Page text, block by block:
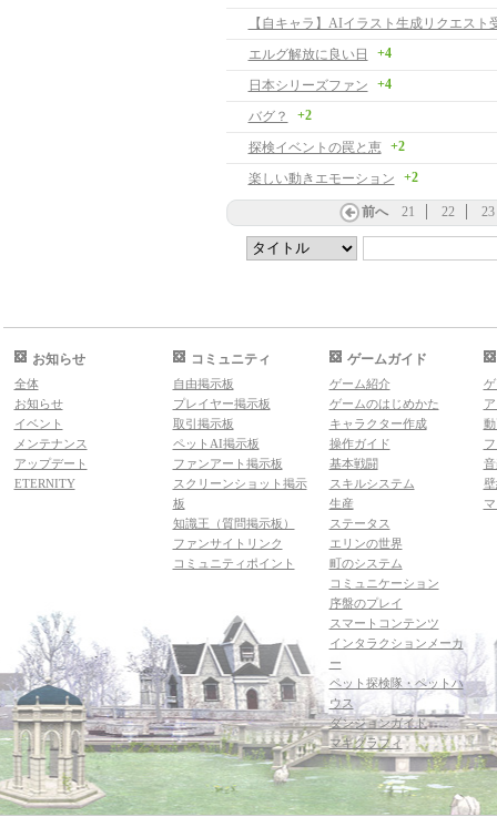
エルグ解放に良い日 +4
日本シリーズファン +4
バグ？ +2
探検イベントの罠と恵 +2
楽しい動きエモーション +2
前へ 21 22 23
お知らせ
全体
お知らせ
イベント
メンテナンス
アップデート
ETERNITY
コミュニティ
自由掲示板
プレイヤー掲示板
取引掲示板
ペットAI掲示板
ファンアート掲示板
スクリーンショット掲示
板
知識王（質問掲示板）
ファンサイトリンク
コミュニティポイント
ゲームガイド
ゲーム紹介
ゲームのはじめかた
キャラクター作成
操作ガイド
基本戦闘
スキルシステム
生産
ステータス
エリンの世界
町のシステム
コミュニケーション
序盤のプレイ
スマートコンテンツ
インタラクションメーカ
ー
ペット探検隊・ペットハ
ウス
ダンジョンガイド
マギグラフィ